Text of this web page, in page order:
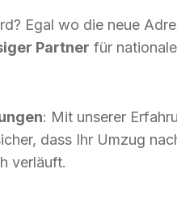
Egal wo die neue
Partner für
: Mit unserer
dass Ihr Umzug
verläuft.